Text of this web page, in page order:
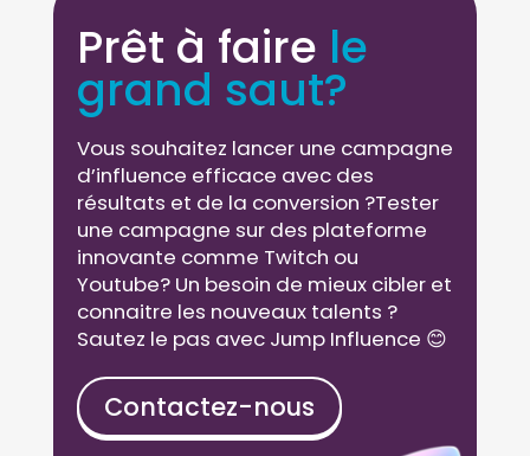
Prêt à faire le
grand saut?
Vous souhaitez lancer une campagne
d’influence efficace avec des
résultats et de la conversion ?Tester
une campagne sur des plateforme
innovante comme Twitch ou
Youtube? Un besoin de mieux cibler et
connaitre les nouveaux talents ?
Sautez le pas avec Jump Influence 😊
Contactez-nous